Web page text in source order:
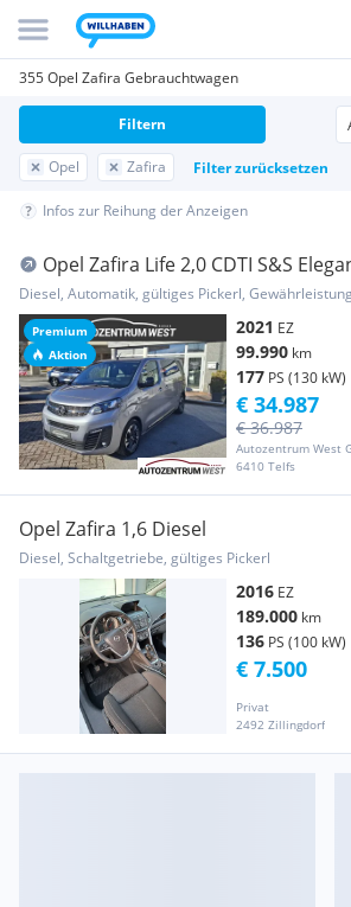
355 Opel Zafira Gebrauchtwagen
Opel Zafira Filter zurücksetzen
Filtern
Infos zur Reihung der Anzeigen
Premium
Aktion
Opel Zafira Life 2,0 CDTI S&S
Sitze...
Diesel, Automatik, gültiges Pickerl,
2021 EZ
99.990 km
177 PS (130 kW)
Autozentrum West
6410 Telfs
€ 36.987
€ 34.987
Opel Zafira 1,6 Diesel
Diesel, Schaltgetriebe, gültiges Pickerl
2016 EZ
189.000 km
136 PS (100 kW)
Privat
2492 Zillingdorf
€ 7.500